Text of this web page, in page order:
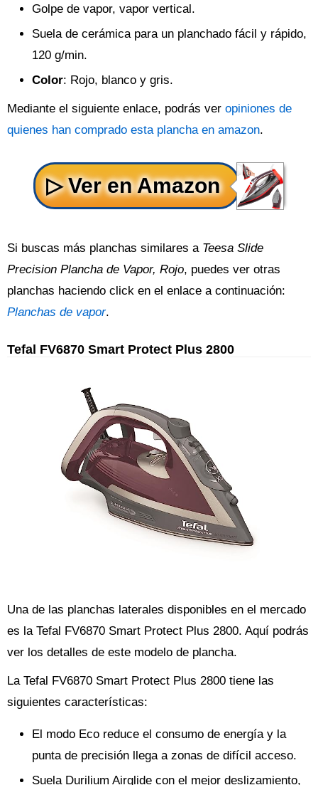
Golpe de vapor, vapor vertical.
Suela de cerámica para un planchado fácil y rápido,
120 g/min.
Color: Rojo, blanco y gris.
Mediante el siguiente enlace, podrás ver opiniones de
quienes han comprado esta plancha en amazon.
Si buscas más planchas similares a Teesa Slide
Precision Plancha de Vapor, Rojo, puedes ver otras
planchas haciendo click en el enlace a continuación:
Planchas de vapor.
Tefal FV6870 Smart Protect Plus 2800
Una de las planchas laterales disponibles en el mercado
es la Tefal FV6870 Smart Protect Plus 2800. Aquí podrás
ver los detalles de este modelo de plancha.
La Tefal FV6870 Smart Protect Plus 2800 tiene las
siguientes características:
El modo Eco reduce el consumo de energía y la
punta de precisión llega a zonas de difícil acceso.
Suela Durilium Airglide con el mejor deslizamiento,